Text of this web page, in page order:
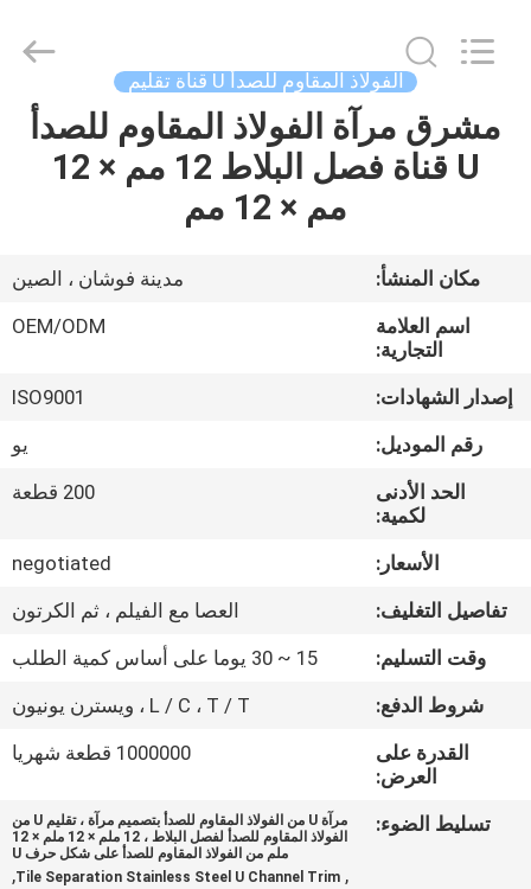
الصفحة
الرئيسية
معلومات
جولة
مراقبة
الجودة
اتصل
أخبار
Summey
الفولاذ المقاوم للصدأ U قناة تقليم
مشرق مرآة الفولاذ المقاوم للصدأ
U قناة فصل البلاط 12 مم × 12
مم × 12 مم
مكان المنشأ:
مدينة فوشان ، الصين
اسم العلامة
التجارية:
OEM/ODM
إصدار الشهادات:
ISO9001
رقم الموديل:
يو
الحد الأدنى
لكمية:
200 قطعة
الأسعار:
negotiated
تفاصيل التغليف:
العصا مع الفيلم ، ثم الكرتون
وقت التسليم:
15 ~ 30 يوما على أساس كمية الطلب
شروط الدفع:
L / C ، T / T ، ويسترن يونيون
القدرة على
العرض:
1000000 قطعة شهريا
تسليط الضوء:
مرآة U من الفولاذ المقاوم للصدأ بتصميم مرآة ، تقليم U من
الفولاذ المقاوم للصدأ لفصل البلاط ، 12 ملم × 12 ملم × 12
ملم من الفولاذ المقاوم للصدأ على شكل حرف U
,
Tile Separation Stainless Steel U Channel Trim
,